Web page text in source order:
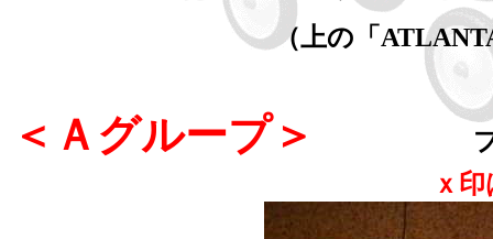
（上の「
＜Ａグループ＞
ｘ